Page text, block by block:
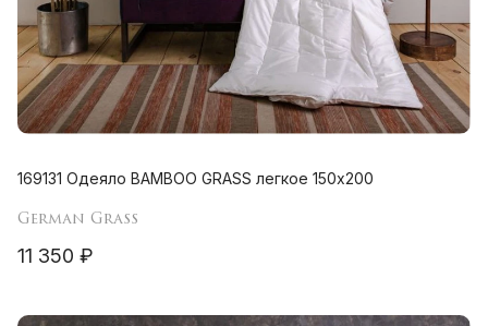
169131 Одеяло BAMBOO GRASS легкое 150х200
German Grass
11 350 ₽